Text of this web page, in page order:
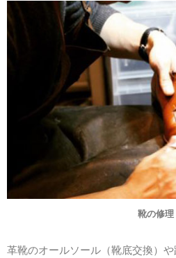
靴の修理
革靴のオールソール（靴底交換）